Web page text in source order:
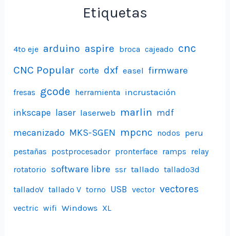
Etiquetas
4to eje arduino aspire broca cajeado cnc
CNC Popular corte dxf easel firmware
fresas gcode herramienta incrustación
inkscape laser laserweb marlin mdf
mecanizado MKS-SGEN mpcnc nodos peru
pestañas postprocesador pronterface ramps relay
rotatorio software libre ssr tallado tallado3d
talladoV tallado V torno USB vector vectores
vectric wifi Windows XL